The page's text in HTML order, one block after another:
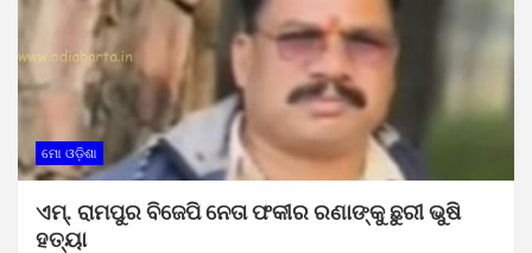
ମୋ ଓଡ଼ିଶା
ଏମ୍. ରାମପୁର ବିଜେପି ନେତା ଫକୀର ରଣାଙ୍କୁ ଛୁରୀ ଭୁଷି
ହତ୍ୟା